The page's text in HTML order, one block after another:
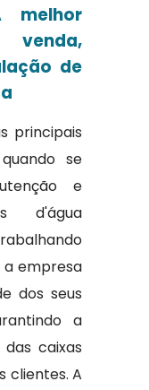
de
principais
se
e
d'água
a empresa
dos seus
a
caixas
clientes. A